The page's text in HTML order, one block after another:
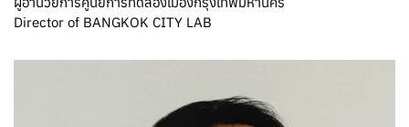
Director of BANGKOK CITY LAB